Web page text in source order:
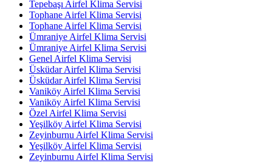
Tepebaşı Airfel Klima Servisi
Tophane Airfel Klima Servisi
Tophane Airfel Klima Servisi
Ümraniye Airfel Klima Servisi
Ümraniye Airfel Klima Servisi
Genel Airfel Klima Servisi
Üsküdar Airfel Klima Servisi
Üsküdar Airfel Klima Servisi
Vaniköy Airfel Klima Servisi
Vaniköy Airfel Klima Servisi
Özel Airfel Klima Servisi
Yeşilköy Airfel Klima Servisi
Zeyinburnu Airfel Klima Servisi
Yeşilköy Airfel Klima Servisi
Zeyinburnu Airfel Klima Servisi